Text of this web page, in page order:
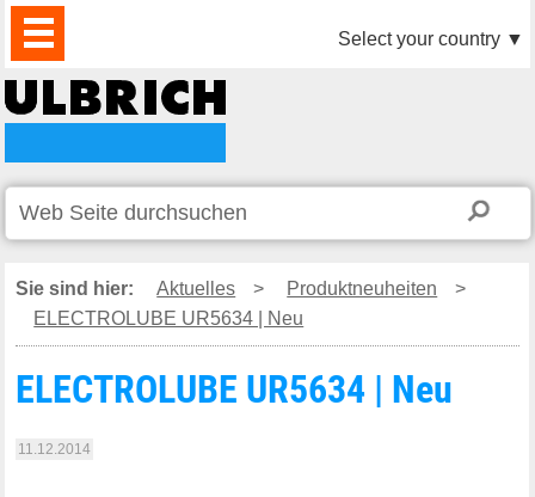
PRODUKTE
AKTUELLES
DOWNLOAD
VIDEO
PARTNER
UNTERNEHMEN
KONTAKTE Select your country ▼
Sie sind hier: Aktuelles > Produktneuheiten
>
ELECTROLUBE UR5634 | Neu
ELECTROLUBE UR5634 | Neu
11.12.2014